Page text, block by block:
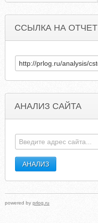
ССЫЛКА НА ОТЧЕТ
АНАЛИЗ САЙТА
powered by prlog.ru